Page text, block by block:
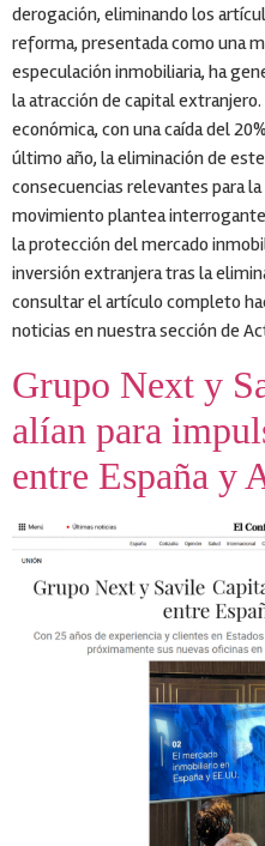
derogación, eliminando los
reforma, presentada como una
especulación inmobiliaria, ha
la atracción de capital
económica, con una caída del
último año, la eliminación de
consecuencias relevantes para
movimiento plantea
la protección del mercado
inversión extranjera tras la
consultar el artículo completo
noticias en nuestra sección de
Grupo Next y
alían para
entre España y